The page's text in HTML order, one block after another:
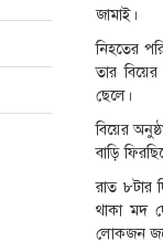
:
১
জামাই।
নিহতের
তার
ছেলে।
বিয়ের
বাড়ি
রাত ৮টার
থাকা মদ
লোকজন